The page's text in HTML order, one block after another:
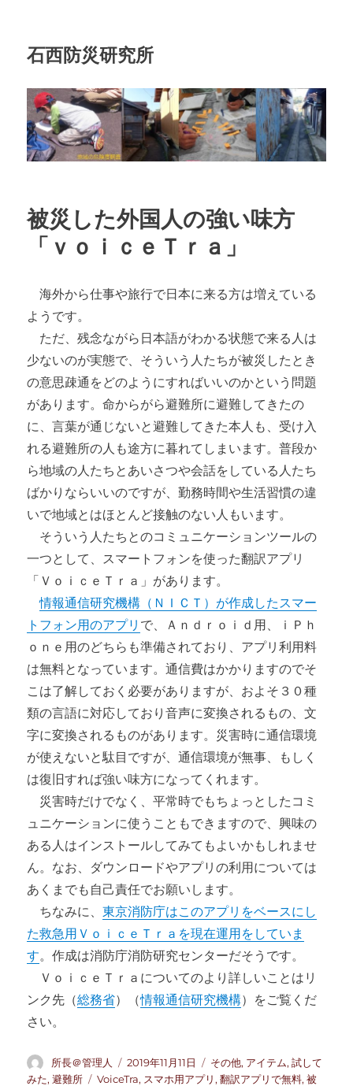
石西防災研究所
被災した外国人の強い味方
「ｖｏｉｃｅＴｒａ」
海外から仕事や旅行で日本に来る方は増えている
ようです。
ただ、残念ながら日本語がわかる状態で来る人は
少ないのが実態で、そういう人たちが被災したとき
の意思疎通をどのようにすればいいのかという問題
があります。命からがら避難所に避難してきたの
に、言葉が通じないと避難してきた本人も、受け入
れる避難所の人も途方に暮れてしまいます。普段か
ら地域の人たちとあいさつや会話をしている人たち
ばかりならいいのですが、勤務時間や生活習慣の違
いで地域とはほとんど接触のない人もいます。
そういう人たちとのコミュニケーションツールの
一つとして、スマートフォンを使った翻訳アプリ
「ＶｏｉｃｅＴｒａ」があります。
情報通信研究機構（ＮＩＣＴ）が作成したスマー
トフォン用のアプリ で、Ａｎｄｒｏｉｄ用、ｉＰｈ
ｏｎｅ用のどちらも準備されており、アプリ利用料
は無料となっています。通信費はかかりますのでそ
こは了解しておく必要がありますが、およそ３０種
類の言語に対応しており音声に変換されるもの、文
字に変換されるものがあります。災害時に通信環境
が使えないと駄目ですが、通信環境が無事、もしく
は復旧すれば強い味方になってくれます。
災害時だけでなく、平常時でもちょっとしたコミ
ュニケーションに使うこともできますので、興味の
ある人はインストールしてみてもよいかもしれませ
ん。なお、ダウンロードやアプリの利用については
あくまでも自己責任でお願いします。
ちなみに、東京消防庁はこのアプリをベースにし
た救急用ＶｏｉｃｅＴｒａを現在運用をしていま
す。作成は消防庁消防研究センターだそうです。
ＶｏｉｃｅＴｒａについてのより詳しいことはリ
ンク先（総務省）（情報通信研究機構）をご覧くだ
さい。
投
稿
所長＠管理人
投
稿
2019年11月11日
カ
テ
その他, アイテム,試して
みた,避難所
タ
VoiceTra, スマホ用アプリ ,翻訳アプリで無料,被